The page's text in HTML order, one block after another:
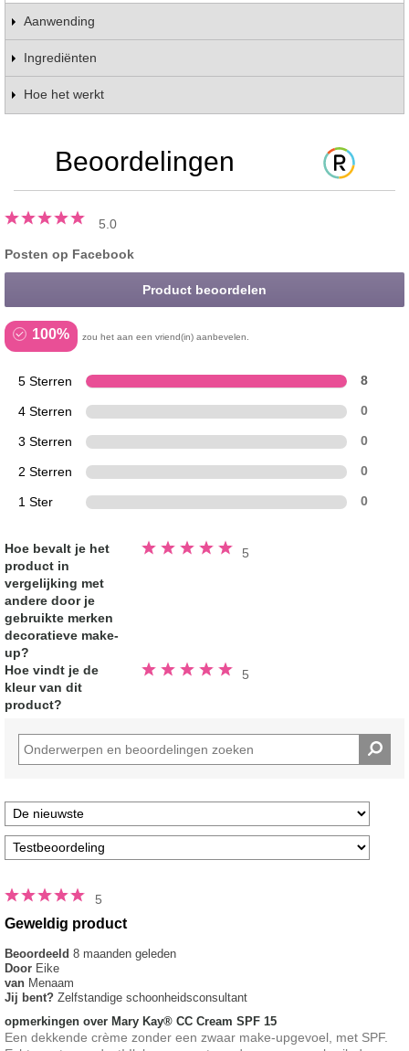
Aanwending
Ingrediënten
Hoe het werkt
Beoordelingen
5.0
Posten op Facebook
Product beoordelen
100% zou het aan een vriend(in) aanbevelen.
5 Sterren 8
4 Sterren 0
3 Sterren 0
2 Sterren 0
1 Ster 0
Hoe bevalt je het
product in
vergelijking met
andere door je
gebruikte merken
decoratieve make-
up?
5
Beoordeeld
5.0
Hoe vindt je de
kleur van dit
product?
5
Beoordeeld
5.0
5
Geweldig product
Beoordeeld 8 maanden geleden
Door Eike
van Menaam
Jij bent? Zelfstandige schoonheidsconsultant
opmerkingen over Mary Kay® CC Cream SPF 15
Een dekkende crème zonder een zwaar make-upgevoel, met SPF.